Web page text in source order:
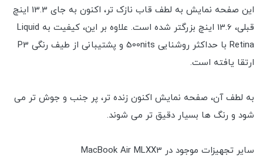
این صفحه نمایش به لطف قاب نازک تر، اکنون به جای 13.3 اینچ
قبلی، 13.6 اینچ بزرگتر شده است. علاوه بر این، کیفیت به Liquid
Retina با حداکثر روشنایی 500nits و پشتیبانی از طیف رنگی P3
ارتقا یافته است.
به لطف آن، صفحه نمایش اکنون زنده تر، پر جنب و جوش تر می
شود و رنگ ها بسیار دقیق تر می شوند.
سایر تجهیزات موجود در MacBook Air MLXX3